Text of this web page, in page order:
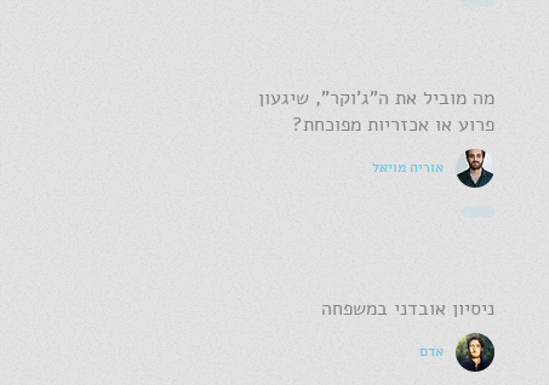
מה מוביל את ה"ג'וקר", שיגעון
פרוע או אכזריות מפוכחת?
אוריה מויאל
ניסיון אובדני במשפחה
אדם